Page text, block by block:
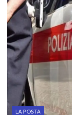
LA POSTA